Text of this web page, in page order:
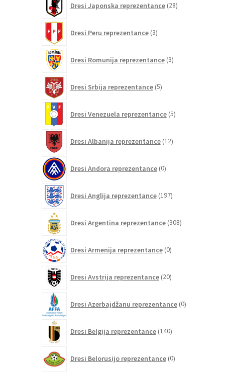
Dresi Japonska reprezentance 28izdelkov
Dresi Peru reprezentance 3izdelki
Dresi Romunija reprezentance 3izdelki
Dresi Srbija reprezentance 5izdelkov
Dresi Venezuela reprezentance 5izdelkov
Dresi Albanija reprezentance 12izdelkov
Dresi Andora reprezentance 0izdelkov
Dresi Anglija reprezentance 197izdelkov
Dresi Argentina reprezentance 308izdelkov
Dresi Armenija reprezentance 0izdelkov
Dresi Avstrija reprezentance 20izdelkov
Dresi Azerbajdžanu reprezentance 0izdelkov
Dresi Belgija reprezentance 140izdelkov
Dresi Belorusijo reprezentance 0izdelkov